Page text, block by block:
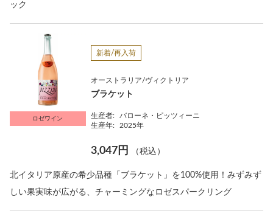
ック
ロゼワイン
新着/再入荷
オーストラリア/ヴィクトリア
ブラケット
生産者:
バローネ・ピッツィーニ
生産年:
2025年
3,047円 （税込）
北イタリア原産の希少品種「ブラケット」を100%使用！みずみず
しい果実味が広がる、チャーミングなロゼスパークリング